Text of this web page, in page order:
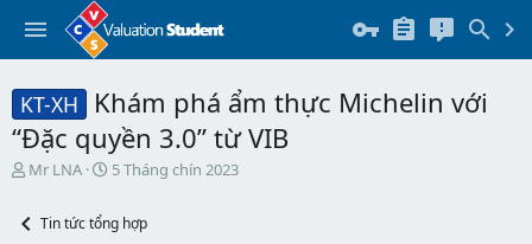
KT-XH
Khám phá ẩm thực Michelin với
“Đặc quyền 3.0” từ VIB
T
e
Mr LNA
N
y
5 Tháng chín 2023
Tin tức tổng hợp